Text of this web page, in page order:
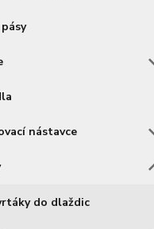
nástavce
do dlaždic